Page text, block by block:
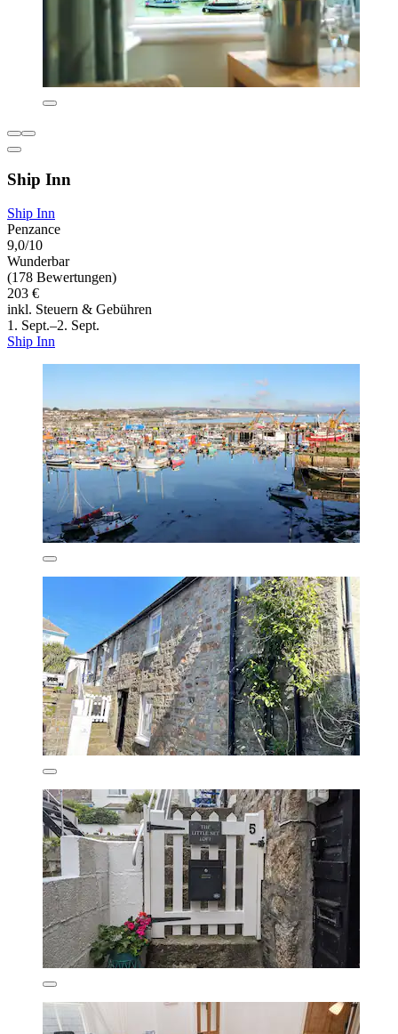
Ship Inn
Ship Inn
Penzance
9,0/10
Wunderbar
(178 Bewertungen)
203 €
inkl. Steuern & Gebühren
1. Sept.–2. Sept.
Ship Inn